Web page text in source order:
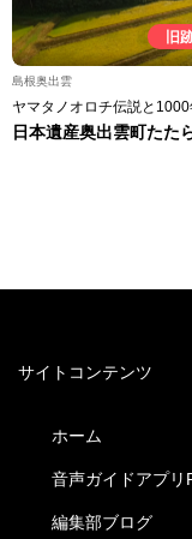
旧
島根奥出雲
ヤマタノオロチ伝説と
日本遺産奥出雲町たた
サイトコンテンツ
ホーム
音声ガイドアプリ
編集部ブログ